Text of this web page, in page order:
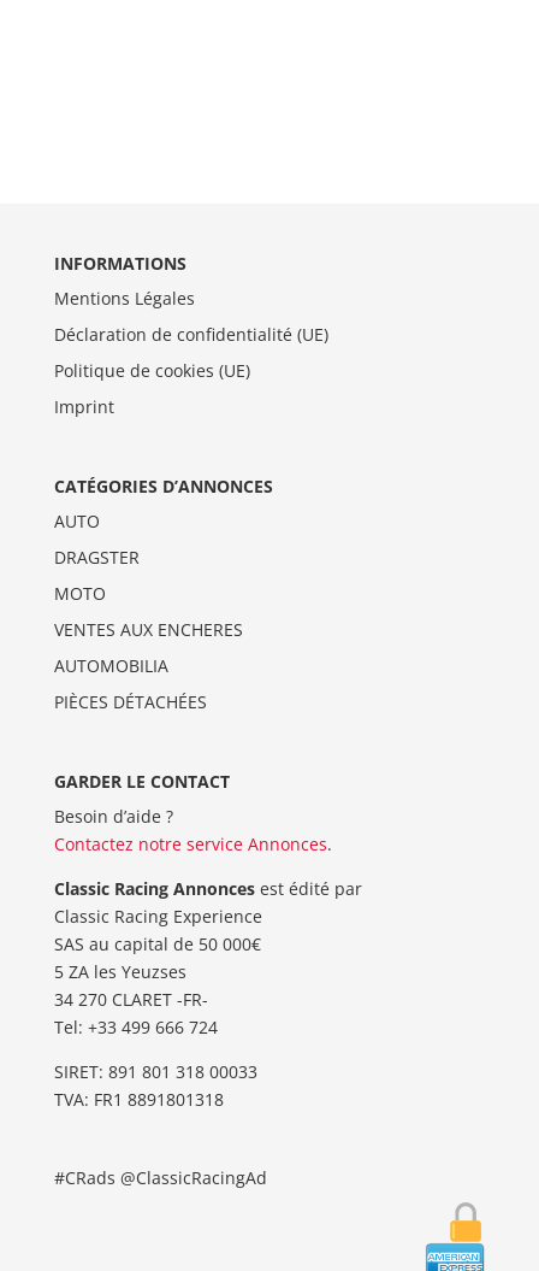
INFORMATIONS
Mentions Légales
Déclaration de confidentialité (UE)
Politique de cookies (UE)
Imprint
CATÉGORIES D’ANNONCES
AUTO
DRAGSTER
MOTO
VENTES AUX ENCHERES
AUTOMOBILIA
PIÈCES DÉTACHÉES
GARDER LE CONTACT
Besoin d’aide ?
Contactez notre service Annonces.
Classic Racing Annoncesest édité par
Classic Racing Experience
SAS au capital de 50 000€
5 ZA les Yeuzses
34 270 CLARET -FR-
Tel: ‭+33 499 666 724‬
SIRET: 891 801 318 00033
TVA: FR1 8891801318
#CRads @ClassicRacingAd